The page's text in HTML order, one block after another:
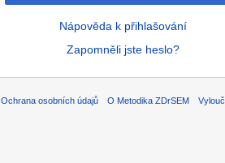
Nápověda k přihlašování
Zapomněli jste heslo?
Ochrana osobních údajů O Metodika ZDrSEM